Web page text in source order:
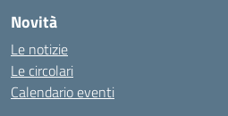
Novità
Le notizie
Le circolari
Calendario eventi